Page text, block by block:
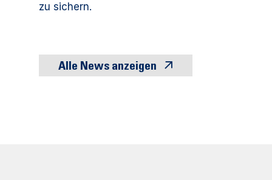
zu sichern.
Alle News anzeigen